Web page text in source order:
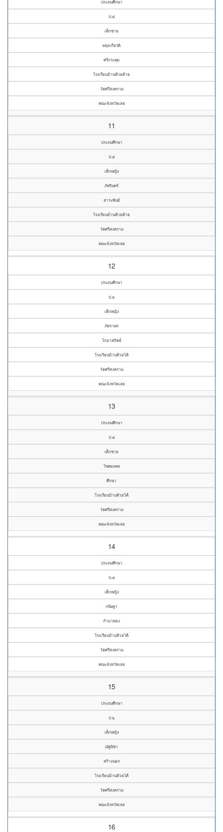
ประถมศึกษา
ป.๔
เด็กชาย
ผดุงเกียรติ
ศรีกระทุม
โรงเรียนบ้านห้วยด้าย
วัดศรีสงคราม
คณะจังหวัดเลย
11
ประถมศึกษา
ป.๔
เด็กหญิง
ภัทรินทร์
สาระพันธ์
โรงเรียนบ้านห้วยด้าย
วัดศรีสงคราม
คณะจังหวัดเลย
12
ประถมศึกษา
ป.๖
เด็กหญิง
ภัทราพร
โกมาสถิตย์
โรงเรียนบ้านห้วยไค้
วัดศรีสงคราม
คณะจังหวัดเลย
13
ประถมศึกษา
ป.๔
เด็กชาย
โชคมงคล
ศึกษา
โรงเรียนบ้านห้วยไค้
วัดศรีสงคราม
คณะจังหวัดเลย
14
ประถมศึกษา
ป.๔
เด็กหญิง
กนิษฐา
กำมาทอง
โรงเรียนบ้านห้วยไค้
วัดศรีสงคราม
คณะจังหวัดเลย
15
ประถมศึกษา
ป.๖
เด็กหญิง
ณัฐนิชา
สร้างนอก
โรงเรียนบ้านห้วยไค้
วัดศรีสงคราม
คณะจังหวัดเลย
16